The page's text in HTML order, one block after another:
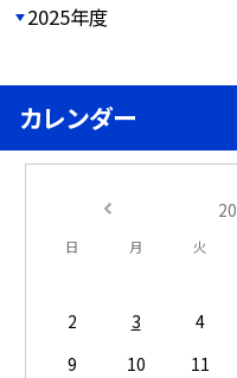
2025年度
カレンダー
日 月 火
2
3 4
9
10 11